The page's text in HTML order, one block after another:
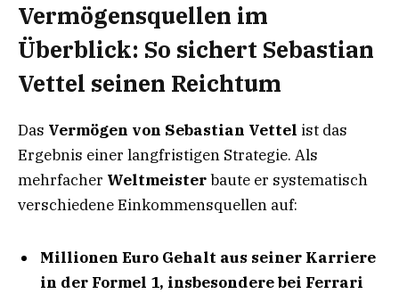
Vermögensquellen im
Überblick: So sichert Sebastian
Vettel seinen Reichtum
Das Vermögen von Sebastian Vettel ist das
Ergebnis einer langfristigen Strategie. Als
mehrfacher Weltmeisterbaute er systematisch
verschiedene Einkommensquellen auf:
Millionen Euro Gehalt aus seiner Karriere
in der Formel 1, insbesondere bei Ferrari